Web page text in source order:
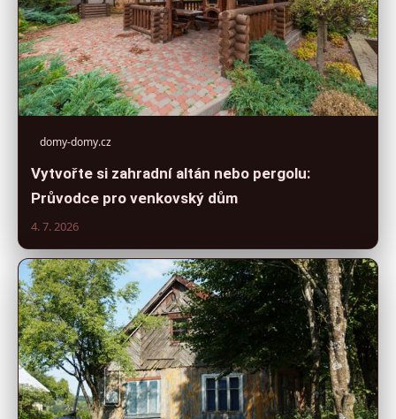
domy-domy.cz
Vytvořte si zahradní altán nebo pergolu:
Průvodce pro venkovský dům
4. 7. 2026